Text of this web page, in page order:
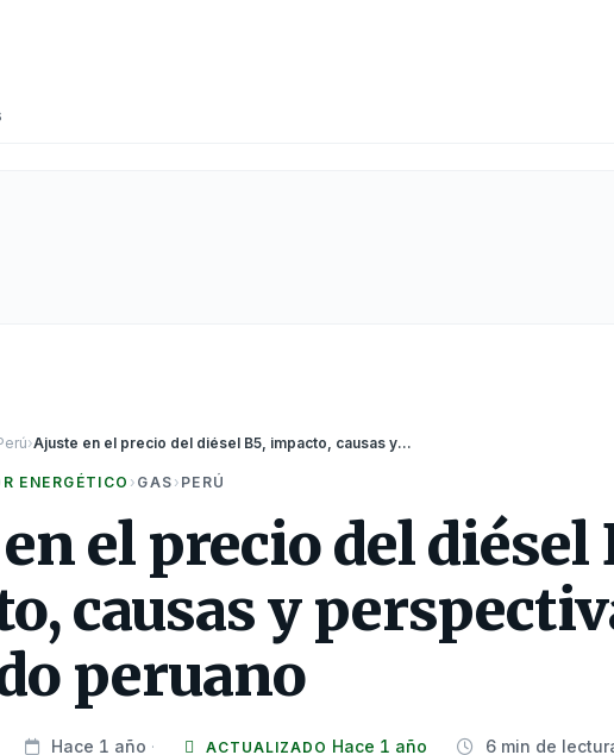
› Ajuste en el precio del diésel B5, impacto, causas y perspectivas para el mercado peruano
ENERGÉTICO › GAS › PERÚ
el precio del diésel
causas y
peruano
Hace 1 año · ACTUALIZADO Hace 1 año 6 min de